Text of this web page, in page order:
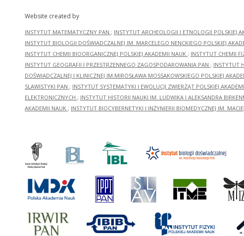
Website created by
INSTYTUT MATEMATYCZNY PAN ; INSTYTUT ARCHEOLOGII I ETNOLOGII POLSKIEJ
INSTYTUT BIOLOGII DOŚWIADCZALNEJ IM. MARCELEGO NENCKIEGO POLSKIEJ
INSTYTUT CHEMII BIOORGANICZNEJ POLSKIEJ AKADEMII NAUK ; INSTYTUT CHEMII
INSTYTUT GEOGRAFII I PRZESTRZENNEGO ZAGOSPODAROWANIA PAN ; INSTYTUT
DOŚWIADCZALNEJ I KLINICZNEJ IM.MIROSŁAWA MOSSAKOWSKIEGO POLSKIEJ
SLAWISTYKI PAN ; INSTYTUT SYSTEMATYKI I EWOLUCJI ZWIERZĄT POLSKIEJ
ELEKTRONICZNYCH ; INSTYTUT HISTORII NAUKI IM. LUDWIKA I ALEKSANDRA
AKADEMII NAUK ; INSTYTUT BIOCYBERNETYKI I INŻYNIERII BIOMEDYCZNEJ IM.